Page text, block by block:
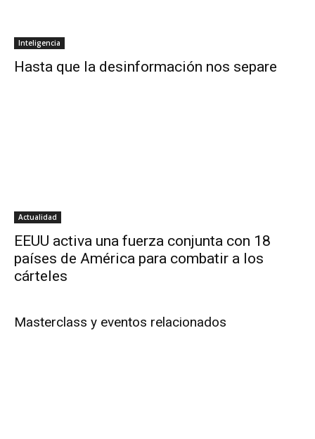
Inteligencia
Hasta que la desinformación nos separe
Actualidad
EEUU activa una fuerza conjunta con 18
países de América para combatir a los
cárteles
Masterclass y eventos relacionados